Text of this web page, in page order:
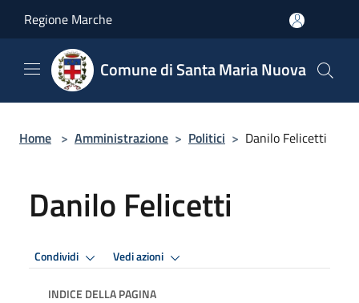
Regione Marche
Comune di Santa Maria Nuova
Home > Amministrazione > Politici > Danilo Felicetti
Danilo Felicetti
Condividi Vedi azioni
INDICE DELLA PAGINA